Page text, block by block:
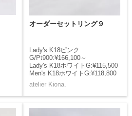
オーダーセットリング９
Lady's K18ピンク
G/Pt900:¥166,100～
Lady's K18ホワイトG:¥115,500
Men's K18ホワイトG:¥118,800
atelier Kiona.